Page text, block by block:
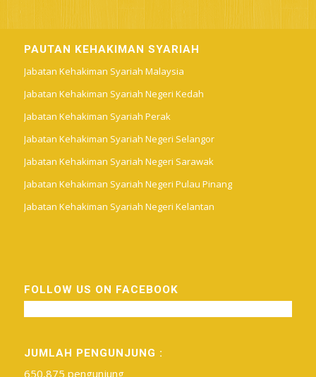
PAUTAN KEHAKIMAN SYARIAH
Jabatan Kehakiman Syariah Malaysia
Jabatan Kehakiman Syariah Negeri Kedah
Jabatan Kehakiman Syariah Perak
Jabatan Kehakiman Syariah Negeri Selangor
Jabatan Kehakiman Syariah Negeri Sarawak
Jabatan Kehakiman Syariah Negeri Pulau Pinang
Jabatan Kehakiman Syariah Negeri Kelantan
FOLLOW US ON FACEBOOK
JUMLAH PENGUNJUNG :
650,875 pengunjung